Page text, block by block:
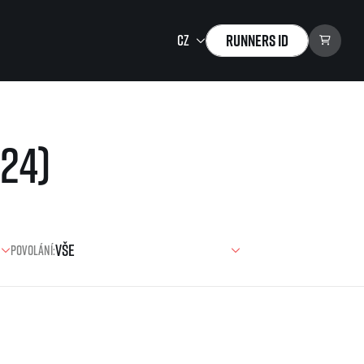
Runners ID
Vítejte v Running Mall
Masáže
Povolání: